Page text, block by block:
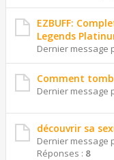
EZBUFF:
Legends
Dernier message
Comment
Dernier message
découvrir sa
Dernier message
Réponses : 8